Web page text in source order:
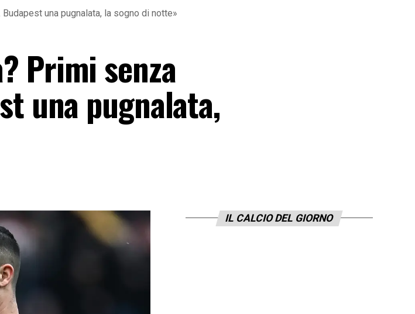
una pugnalata, la sogno di notte»
Primi senza
una pugnalata,
IL CALCIO DEL GIORNO